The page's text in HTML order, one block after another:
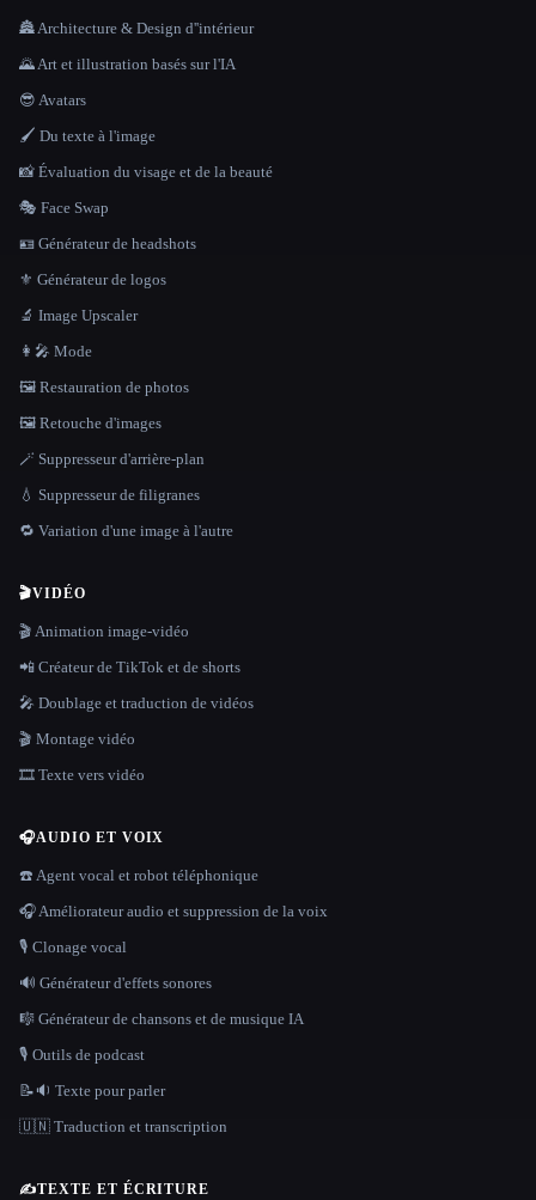
🏯 Architecture & Design d''intérieur
🌄 Art et illustration basés sur l'IA
😎 Avatars
🖌️ Du texte à l'image
📸 Évaluation du visage et de la beauté
🎭 Face Swap
🪪 Générateur de headshots
⚜️ Générateur de logos
🔬 Image Upscaler
👩‍🎤 Mode
🖼️ Restauration de photos
🖼️ Retouche d'images
🪄 Suppresseur d'arrière-plan
💧 Suppresseur de filigranes
🔁 Variation d'une image à l'autre
🎬VIDÉO
🎬 Animation image-vidéo
📲 Créateur de TikTok et de shorts
🎤 Doublage et traduction de vidéos
🎬 Montage vidéo
🎞️ Texte vers vidéo
🎧AUDIO ET VOIX
☎️ Agent vocal et robot téléphonique
🎧 Améliorateur audio et suppression de la voix
🎙️ Clonage vocal
🔊 Générateur d'effets sonores
🎼 Générateur de chansons et de musique IA
🎙️ Outils de podcast
📝🔉 Texte pour parler
🇺🇳 Traduction et transcription
✍️TEXTE ET ÉCRITURE